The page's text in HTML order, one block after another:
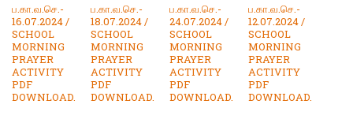
ப.கா.வ.செ.-
16.07.2024 /
SCHOOL
MORNING
PRAYER
ACTIVITY
PDF
DOWNLOAD.
ப.கா.வ.செ.-
18.07.2024 /
SCHOOL
MORNING
PRAYER
ACTIVITY
PDF
DOWNLOAD.
ப.கா.வ.செ.-
24.07.2024 /
SCHOOL
MORNING
PRAYER
ACTIVITY
PDF
DOWNLOAD.
ப.கா.வ.செ.-
12.07.2024 /
SCHOOL
MORNING
PRAYER
ACTIVITY
PDF
DOWNLOAD.